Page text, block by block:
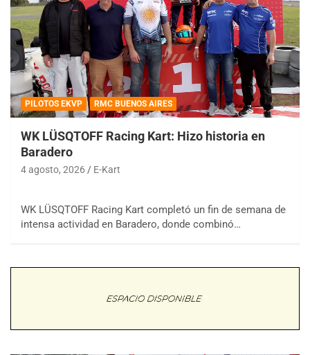
PILOTOS EKVP RMC BUENOS AIRES
WK LÜSQTOFF Racing Kart: Hizo historia en
Baradero
4 agosto, 2026 E-Kart
WK LÜSQTOFF Racing Kart completó un fin de semana de
intensa actividad en Baradero, donde combinó…